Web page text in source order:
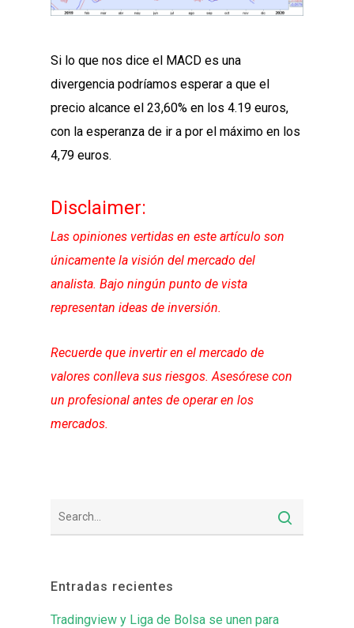
Si lo que nos dice el MACD es una
divergencia podríamos esperar a que el
precio alcance el 23,60% en los 4.19 euros,
con la esperanza de ir a por el máximo en los
4,79 euros.
Disclaimer:
Las opiniones vertidas en este artículo son
únicamente la visión del mercado del
analista. Bajo ningún punto de vista
representan ideas de inversión.
Recuerde que invertir en el mercado de
valores conlleva sus riesgos. Asesórese con
un profesional antes de operar en los
mercados.
Entradas recientes
Tradingview y Liga de Bolsa se unen para